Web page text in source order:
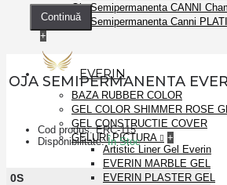
Oja Semipermanenta CANNI
Oja Semipermanenta Canni
+
EVERIN
BAZA RUBBER COLOR
GEL COLOR SHIMMER ROSE
GEL CONSTRUCTIE COVER
GELURI PICTURA
+
Artistic Liner Gel Everin
EVERIN MARBLE GEL
EVERIN PLASTER GEL
Continuă
OJA SEMIPERMANENTA
Cod produs:ERC-115
Disponibilitate:În Stoc
0S